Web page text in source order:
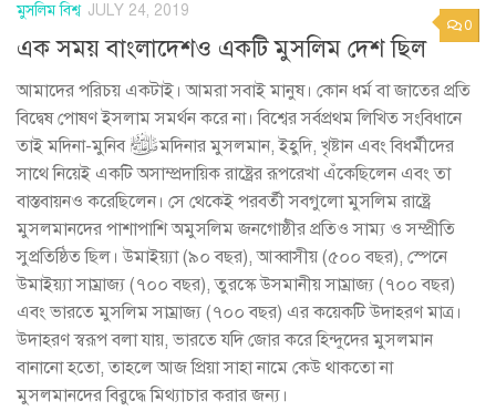
0
মুসলিম বিশ্ব JULY 24, 2019
এক সময় বাংলাদেশও একটি মুসলিম দেশ ছিল
আমাদের পরিচয় একটাই। আমরা সবাই মানুষ। কোন ধর্ম বা জাতের প্রতি
বিদ্বেষ পোষণ ইসলাম সমর্থন করে না। বিশ্বের সর্বপ্রথম লিখিত সংবিধানে
তাই মদিনা-মুনিব ﷺ মদিনার মুসলমান, ইহুদি, খৃষ্টান এবং বিধর্মীদের
সাথে নিয়েই একটি অসাম্প্রদায়িক রাষ্ট্রের রূপরেখা এঁকেছিলেন এবং তা
বাস্তবায়নও করেছিলেন। সে থেকেই পরবর্তী সবগুলো মুসলিম রাষ্ট্রে
মুসলমানদের পাশাপাশি অমুসলিম জনগোষ্ঠীর প্রতিও সাম্য ও সম্প্রীতি
সুপ্রতিষ্ঠিত ছিল। উমাইয়্যা (৯০ বছর), আব্বাসীয় (৫০০ বছর), স্পেনে
উমাইয়্যা সাম্রাজ্য (৭০০ বছর), তুরস্কে উসমানীয় সাম্রাজ্য (৭০০ বছর)
এবং ভারতে মুসলিম সাম্রাজ্য (৭০০ বছর) এর কয়েকটি উদাহরণ মাত্র।
উদাহরণ স্বরূপ বলা যায়, ভারতে যদি জোর করে হিন্দুদের মুসলমান
বানানো হতো, তাহলে আজ প্রিয়া সাহা নামে কেউ থাকতো না
মুসলমানদের বিরুদ্ধে মিথ্যাচার করার জন্য।